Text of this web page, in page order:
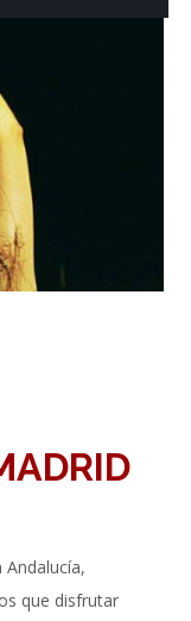
que disfrutar